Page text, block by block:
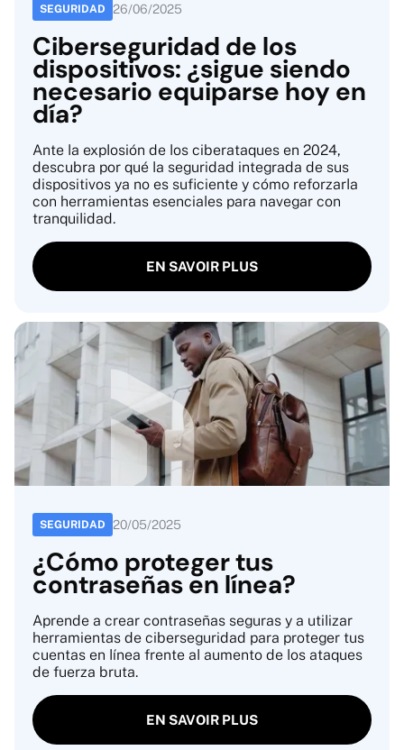
SEGURIDAD 26/06/2025
Ciberseguridad de los
dispositivos: ¿sigue siendo
necesario equiparse hoy en
día?
Ante la explosión de los ciberataques en 2024,
descubra por qué la seguridad integrada de sus
dispositivos ya no es suficiente y cómo reforzarla
con herramientas esenciales para navegar con
tranquilidad.
EN SAVOIR PLUS
SEGURIDAD 20/05/2025
¿Cómo proteger tus
contraseñas en línea?
Aprende a crear contraseñas seguras y a utilizar
herramientas de ciberseguridad para proteger tus
cuentas en línea frente al aumento de los ataques
de fuerza bruta.
EN SAVOIR PLUS